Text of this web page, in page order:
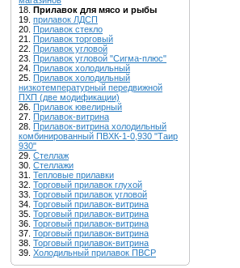
18. Прилавок для мясо и рыбы
19. прилавок ЛДСП
20. Прилавок стекло
21. Прилавок торговый
22. Прилавок угловой
23. Прилавок угловой "Сигма-плюс"
24. Прилавок холодильный
25. Прилавок холодильный
низкотемпературный передвижной
ПХП (две модификации)
26. Прилавок ювелирный
27. Прилавок-витрина
28. Прилавок-витрина холодильный
комбинированный ПВХК-1-0,930 "Таир
930"
29. Стеллаж
30. Стеллажи
31. Тепловые прилавки
32. Торговый прилавок глухой
33. Торговый прилавок угловой
34. Торговый прилавок-витрина
35. Торговый прилавок-витрина
36. Торговый прилавок-витрина
37. Торговый прилавок-витрина
38. Торговый прилавок-витрина
39. Холодильный прилавок ПВСР